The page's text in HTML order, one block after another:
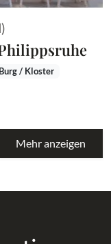
/ Kloster
Mehr anzeigen